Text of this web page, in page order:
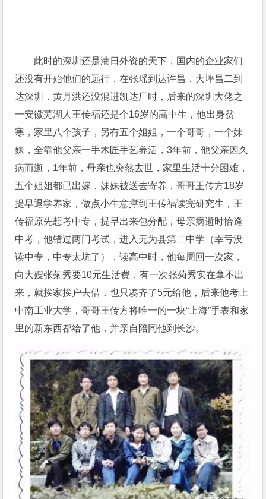
此时的深圳还是港日外资的天下，国内的企业家们
还没有开始他们的远行，在张瑶到达许昌，大坪昌二到
达深圳，黄月洪还没混进凯达厂时，后来的深圳大佬之
一安徽芜湖人王传福还是个16岁的高中生，他出身贫
寒，家里八个孩子，另有五个姐姐，一个哥哥，一个妹
妹，全靠他父亲一手木匠手艺养活，3年前，他父亲因久
病而逝，1年前，母亲也突然去世，家里生活十分困难，
五个姐姐都已出嫁，妹妹被送去寄养，哥哥王传方18岁
提早退学养家，做点小生意撑到王传福读完研究生，王
传福原先想考中专，提早出来包分配，母亲病逝时恰逢
中考，他错过两门考试，进入无为县第二中学（幸亏没
读中专，中专太坑了），读高中时，他每周回一次家，
向大嫂张菊秀要10元生活费，有一次张菊秀实在拿不出
来，就挨家挨户去借，也只凑齐了5元给他，后来他考上
中南工业大学，哥哥王传方将唯一的一块“上海”手表和家
里的新东西都给了他，并亲自陪同他到长沙。